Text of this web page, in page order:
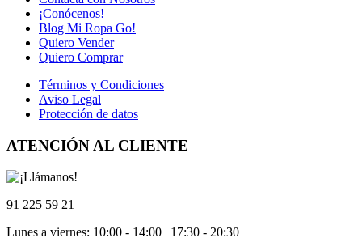
¡Conócenos!
Blog Mi Ropa Go!
Quiero Vender
Quiero Comprar
Términos y Condiciones
Aviso Legal
Protección de datos
ATENCIÓN AL CLIENTE
91 225 59 21
Lunes a viernes: 10:00 - 14:00 | 17:30 - 20:30